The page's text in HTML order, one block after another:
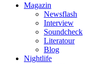
Magazin
Newsflash
Interview
Soundcheck
Literatour
Blog
Nightlife